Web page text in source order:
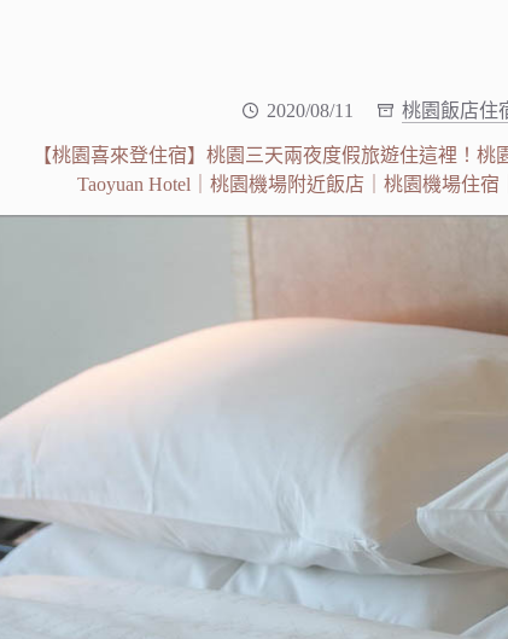
2020/08/11 桃園飯店住
【桃園喜來登住宿】桃園三天兩夜度假旅遊住這裡！桃
Taoyuan Hotel｜桃園機場附近飯店｜桃園機場住宿